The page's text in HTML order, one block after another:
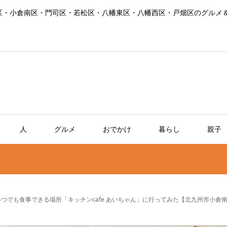
小倉南区・門司区・若松区・八幡東区・八幡西区・戸畑区のグル
人 グルメ おでかけ 暮らし 親子
でも食事できる場所「キッチンcafe あいちゃん」に行ってみた【北九州市小倉